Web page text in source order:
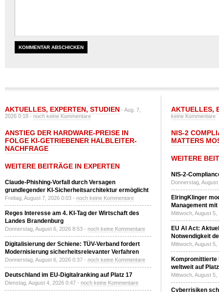
AKTUELLES, EXPERTEN, STUDIEN - Aug. 7,
2026 0:18 -noch keine Kommentare
ANSTIEG DER HARDWARE-PREISE IN
FOLGE KI-GETRIEBENER HALBLEITER-
NACHFRAGE
WEITERE BEITRÄGE IN EXPERTEN
Claude-Phishing-Vorfall durch Versagen
grundlegender KI-Sicherheitsarchitektur ermöglicht
Freitag, August 7, 2026 0:03 - noch keine Kommentare
Reges Interesse am 4. KI-Tag der Wirtschaft des
Landes Brandenburg
Donnerstag, August 6, 2026 8:53 - noch keine Kommentare
Digitalisierung der Schiene: TÜV-Verband fordert
Modernisierung sicherheitsrelevanter Verfahren
Donnerstag, August 6, 2026 0:37 - noch keine Kommentare
Deutschland im EU-Digitalranking auf Platz 17
Dienstag, August 4, 2026 0:47 - noch keine Kommentare
AKTUELLES,
keine Kommentare
NIS-2
MATTERS
WEITERE
NIS-2-
Donnerstag,
ElringKlinger
Management
Mittwoch, August
EU AI Act:
Notwendigkeit
Mittwoch, August
Kompromittierte
weltweit auf
Mittwoch, August
Cyberrisiken